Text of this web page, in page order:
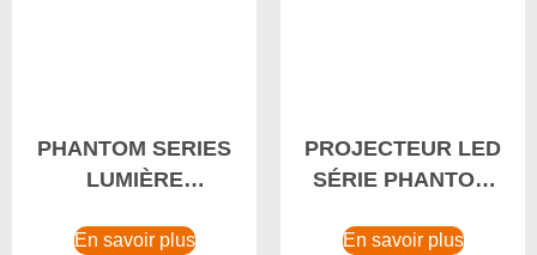
PHANTOM SERIES
LUMIÈRE
400-600W Éclairage
En savoir plus
PROJECTEUR LED
SÉRIE PHANTOM
haute puissance,
En savoir plus